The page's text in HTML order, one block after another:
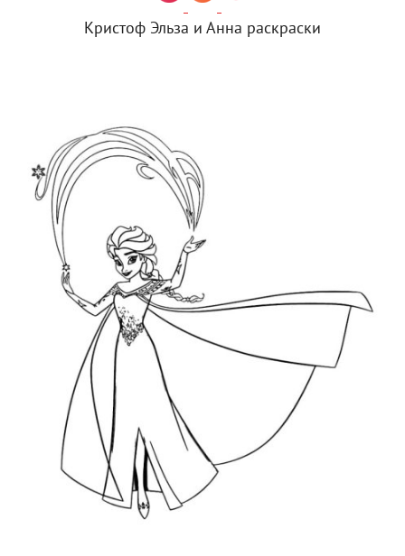
Кристоф Эльза и Анна раскраски